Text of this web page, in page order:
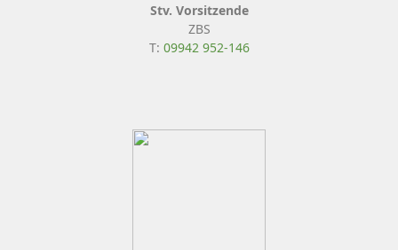
Stv. Vorsitzende
ZBS
T: 09942 952-146